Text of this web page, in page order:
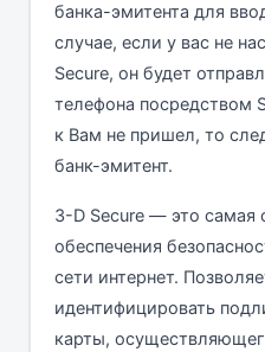
банка-эмитента для
случае, если у вас не
Secure, он будет
телефона посредством
к Вам не пришел, то
банк-эмитент.
3-D Secure — это самая
обеспечения
сети интернет.
идентифицировать
карты,